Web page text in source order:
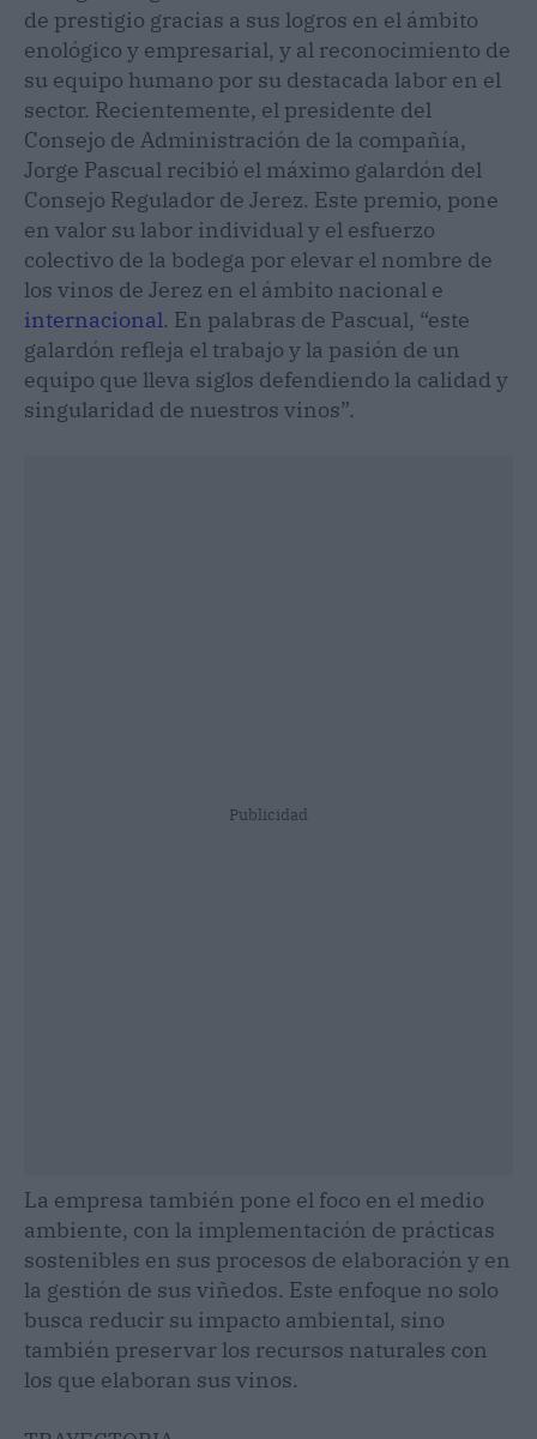
de prestigio gracias a sus logros en el ámbito
enológico y empresarial, y al reconocimiento de
su equipo humano por su destacada labor en el
sector. Recientemente, el presidente del
Consejo de Administración de la compañía,
Jorge Pascual recibió el máximo galardón del
Consejo Regulador de Jerez. Este premio, pone
en valor su labor individual y el esfuerzo
colectivo de la bodega por elevar el nombre de
los vinos de Jerez en el ámbito nacional e
internacional. En palabras de Pascual, “este
galardón refleja el trabajo y la pasión de un
equipo que lleva siglos defendiendo la calidad y
singularidad de nuestros vinos”.
Publicidad
La empresa también pone el foco en el medio
ambiente, con la implementación de prácticas
sostenibles en sus procesos de elaboración y en
la gestión de sus viñedos. Este enfoque no solo
busca reducir su impacto ambiental, sino
también preservar los recursos naturales con
los que elaboran sus vinos.